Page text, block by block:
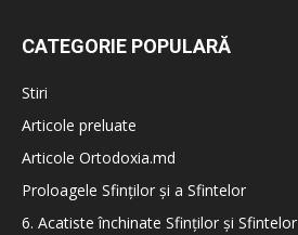
CATEGORIE POPULARĂ
Stiri
Articole preluate
Articole Ortodoxia.md
Proloagele Sfinților și a Sfintelor
6. Acatiste închinate Sfinților și Sfintelor